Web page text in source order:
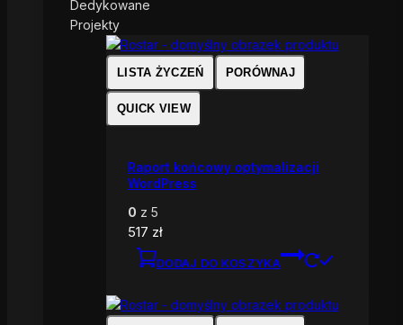
Dedykowane
Projekty
LISTA ŻYCZEŃ PORÓWNAJ
QUICK VIEW
Raport końcowy optymalizacji
WordPress
0 z 5
517 zł
DODAJ DO KOSZYKA